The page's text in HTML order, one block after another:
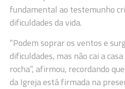
fundamental ao testemunho
dificuldades da vida.
“Podem soprar os ventos e
dificuldades, mas não cai a
rocha”, afirmou, recordando
da Igreja está firmada na